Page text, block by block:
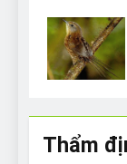
Thẩm